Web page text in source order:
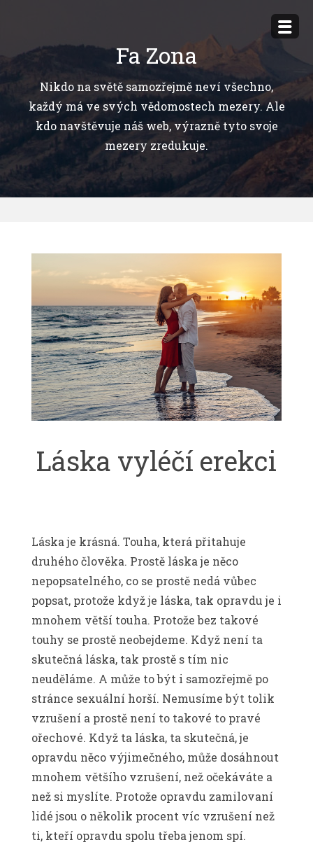
obsahu
Fa Zona
Nikdo na světě samozřejmě neví všechno,
každý má ve svých vědomostech mezery. Ale
kdo navštěvuje náš web, výrazně tyto svoje
mezery zredukuje.
Láska vyléčí erekci
Láska je krásná. Touha, která přitahuje
druhého člověka. Prostě láska je něco
nepopsatelného, co se prostě nedá vůbec
popsat, protože když je láska, tak opravdu je i
mnohem větší touha. Protože bez takové
touhy se prostě neobejdeme. Když není ta
skutečná láska, tak prostě s tím nic
neuděláme. A může to být i samozřejmě po
stránce sexuální horší. Nemusíme být tolik
vzrušení a prostě není to takové to pravé
ořechové. Když ta láska, ta skutečná, je
opravdu něco výjimečného, může dosáhnout
mnohem většího vzrušení, než očekáváte a
než si myslíte. Protože opravdu zamilovaní
lidé jsou o několik procent víc vzrušení než
ti, kteří opravdu spolu třeba jenom spí.